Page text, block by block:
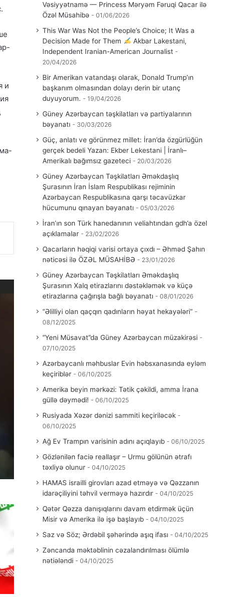
и
Vəsiyyətnamə — Princess Məryəm Fəruqi Qacar ilə
Özəl Müsahibə
01/06/2026
This War Was Not the People’s Choice; It Was a
Decision Made for Them
Akbar Lakestani,
Independent Iranian-American Journalist
20/04/2026
Bir Amerikan vatandaşı olarak, Donald Trump’ın
başkanım olmasından dolayı derin bir utanç
duyuyorum.
19/04/2026
Güney Azərbaycan təşkilatları və partiyalarının
bəyanatı
30/03/2026
Güç, anlatı ve görünmez millet: İran’da özgürlüğün
gerçek bedeli Yazan: Ekber Lekestani | İranlı–
Amerikalı bağımsız gazeteci
20/03/2026
Güney Azərbaycan Təşkilatları Əməkdaşlıq
Şurasının İran İslam Respublikası rejiminin
Azərbaycan Respublikasına qarşı təcavüzkar
hücumunu qınayan bəyanatı
05/03/2026
İran’ın son Türk hanedanının veliahtından gdh’a özel
açıklamalar
23/02/2026
Qacarların həqiqi varisi ortaya çıxdı – Əhməd Şahın
nəticəsi ilə ÖZƏL MÜSAHİBƏ
23/01/2026
Güney Azərbaycan Təşkilatları Əməkdaşlıq
Şurasının Xalq etirazlarını dəstəkləmək və küçə
etirazlarına çağırışla bağlı bəyanatı
08/01/2026
“Əlilliyi olan qaçqın qadınların həyat hekayələri”
08/12/2025
“Yeni Müsavat”da Güney Azərbaycan müzakirəsi
07/10/2025
Azərbaycanlı məhbuslar Evin həbsxanasında eyləm
keçiriblər
06/10/2025
Amerika beyin mərkəzi: Tətik çəkildi, amma İrana
güllə dəymədi!
06/10/2025
Rusiyada Xəzər dənizi sammiti keçiriləcək
06/10/2025
Ağ Ev Trampın varisinin adını açıqlayıb 06/10/2025
Gözlənilən faciə reallaşır – Urmu gölünün ətrafı
təxliyə olunur
04/10/2025
HAMAS israilli girovları azad etməyə və Qəzzanın
idarəçiliyini təhvil verməyə hazırdır
04/10/2025
Qətər Qəzza danışıqlarını davam etdirmək üçün
Misir və Amerika ilə işə başlayıb
04/10/2025
Saz və Söz; Ərdəbil şəhərində aşıq ifası 04/10/2025
Zəncanda məktəblinin cəzalandırılması ölümlə
nətiələndi
04/10/2025